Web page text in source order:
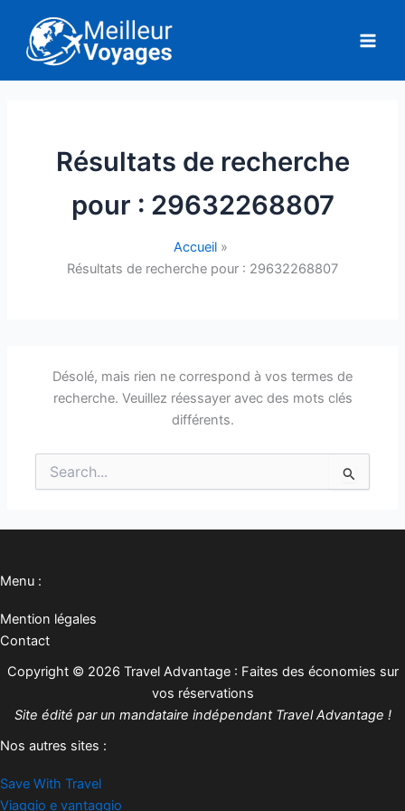
contenu
Résultats de recherche
pour : 29632268807
Accueil
Résultats de recherche pour : 29632268807
Désolé, mais rien ne correspond à vos termes de
recherche. Veuillez réessayer avec des mots clés
différents.
Rechercher :
Menu :
Mention légales
Contact
Copyright © 2026 Travel Advantage : Faites des économies sur
vos réservations
Site édité par un mandataire indépendant Travel Advantage !
Nos autres sites :
Save With Travel
Viaggio e vantaggio